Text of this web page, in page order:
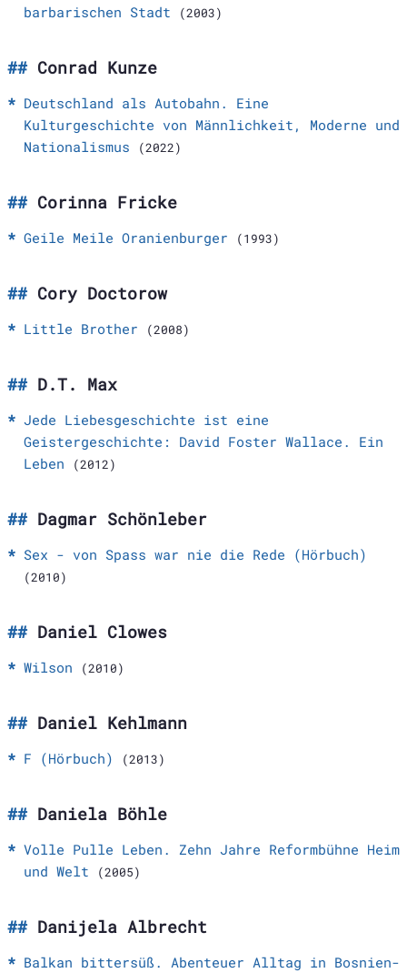
barbarischen Stadt
(2003)
Conrad Kunze
Deutschland als Autobahn. Eine
Kulturgeschichte von Männlichkeit, Moderne und
Nationalismus
(2022)
Corinna Fricke
Geile Meile Oranienburger (1993)
Cory Doctorow
Little Brother (2008)
D.T. Max
Jede Liebesgeschichte ist eine
Geistergeschichte: David Foster Wallace. Ein
Leben
(2012)
Dagmar Schönleber
Sex - von Spass war nie die Rede (Hörbuch)
(2010)
Daniel Clowes
Wilson (2010)
Daniel Kehlmann
F (Hörbuch) (2013)
Daniela Böhle
Volle Pulle Leben. Zehn Jahre Reformbühne Heim
und Welt
(2005)
Danijela Albrecht
Balkan bittersüß. Abenteuer Alltag in Bosnien-